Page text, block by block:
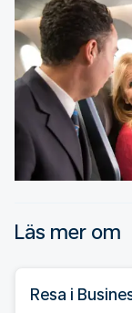
Läs mer om
Resa i